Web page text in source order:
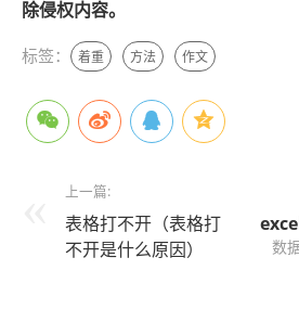
除侵权内容。
标签： 着重 方法 作文
上一篇:
表格打不开（表格打
不开是什么原因）
数